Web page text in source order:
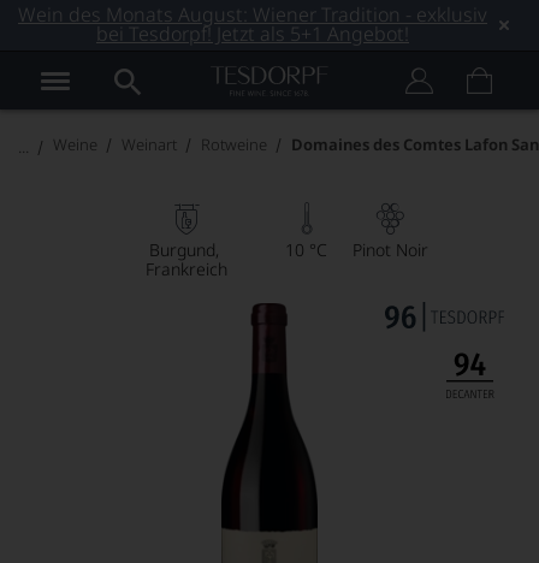
Wein des Monats August: Wiener Tradition - exklusiv
bei Tesdorpf! Jetzt als 5+1 Angebot!
Weine Weinart Rotweine Domaines des Comtes Lafon
Burgund
Frankreich
10 °C Pinot Noir